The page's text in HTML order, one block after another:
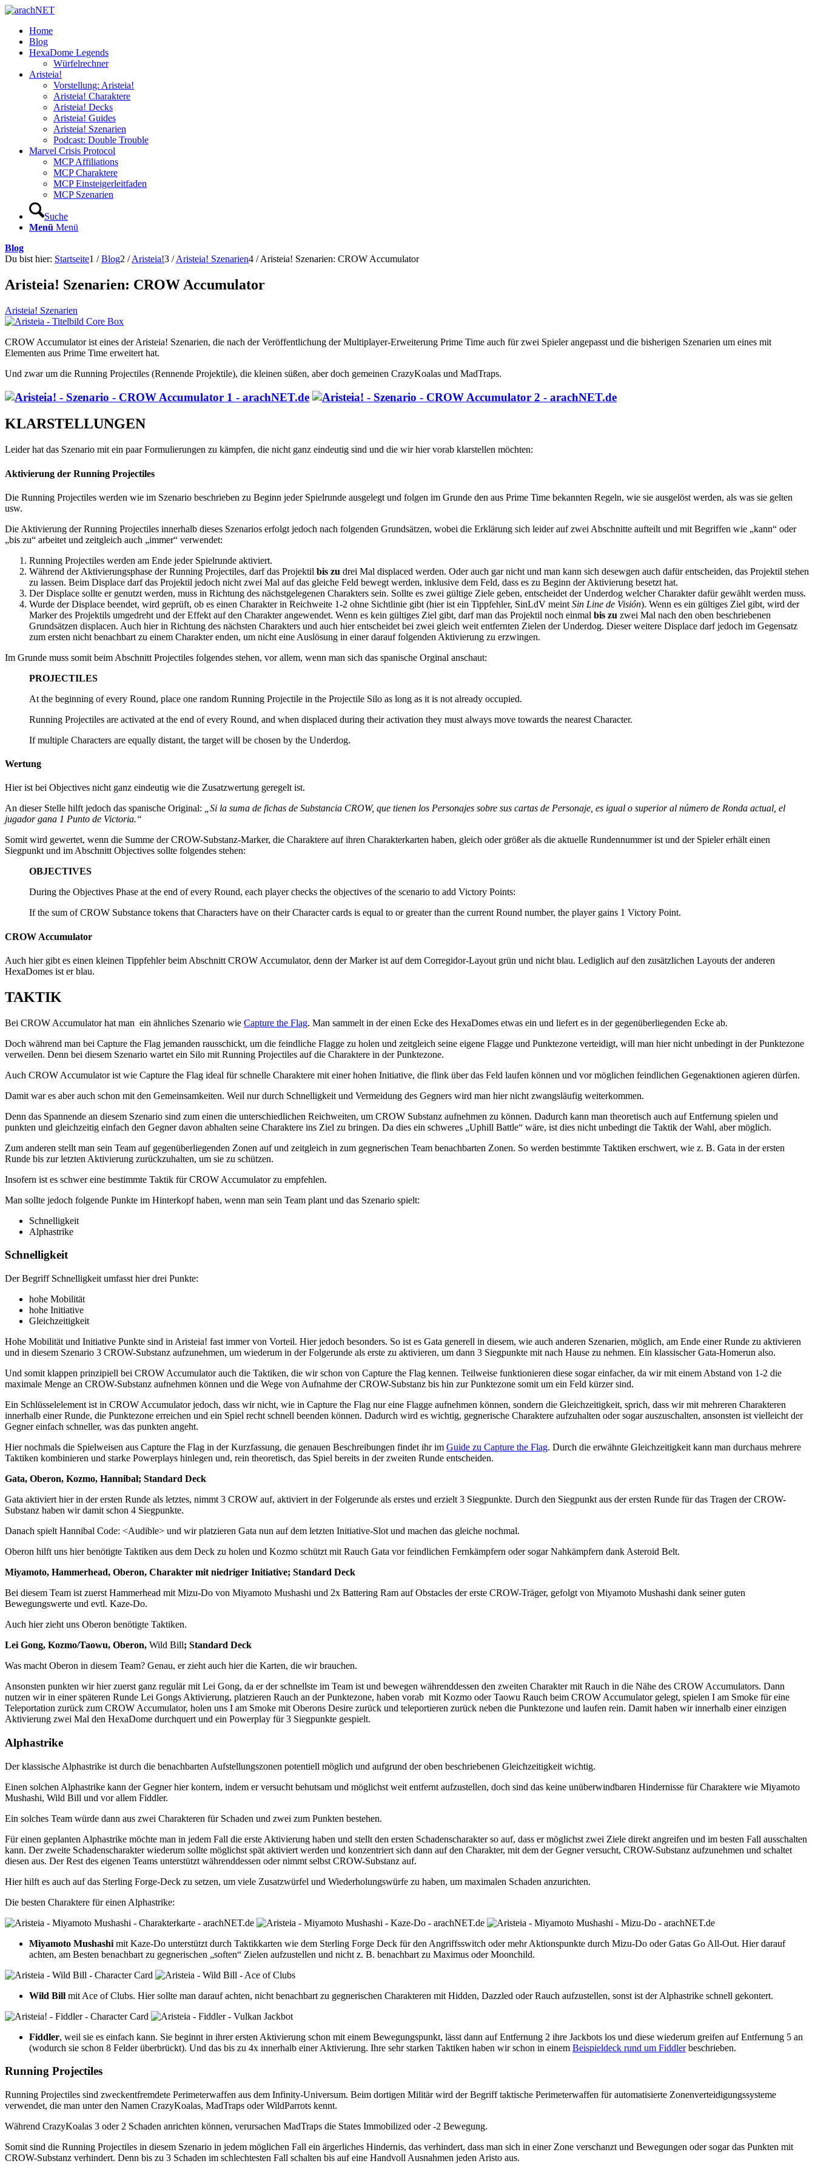
Home
Blog
HexaDome Legends
Würfelrechner
Aristeia!
Vorstellung: Aristeia!
Aristeia! Charaktere
Aristeia! Decks
Aristeia! Guides
Aristeia! Szenarien
Podcast: Double Trouble
Marvel Crisis Protocol
MCP Affiliations
MCP Charaktere
MCP Einsteigerleitfaden
MCP Szenarien
Suche
Menü Menü
Blog
Du bist hier: Startseite1 / Blog2 / Aristeia!3 / Aristeia! Szenarien4 / Aristeia! Szenarien: CROW Accumulator
Aristeia! Szenarien: CROW Accumulator
Aristeia! Szenarien
CROW Accumulator ist eines der Aristeia! Szenarien, die nach der Veröffentlichung der Multiplayer-Erweiterung Prime Time auch für zwei Spieler angepasst und die bisherigen Szenarien um eines mit
Elementen aus Prime Time erweitert hat.
Und zwar um die Running Projectiles (Rennende Projektile), die kleinen süßen, aber doch gemeinen CrazyKoalas und MadTraps.
KLARSTELLUNGEN
Leider hat das Szenario mit ein paar Formulierungen zu kämpfen, die nicht ganz eindeutig sind und die wir hier vorab klarstellen möchten:
Aktivierung der Running Projectiles
Die Running Projectiles werden wie im Szenario beschrieben zu Beginn jeder Spielrunde ausgelegt und folgen im Grunde den aus Prime Time bekannten Regeln, wie sie ausgelöst werden, als was sie gelten
usw.
Die Aktivierung der Running Projectiles innerhalb dieses Szenarios erfolgt jedoch nach folgenden Grundsätzen, wobei die Erklärung sich leider auf zwei Abschnitte aufteilt und mit Begriffen wie „kann“ oder
„bis zu“ arbeitet und zeitgleich auch „immer“ verwendet:
Running Projectiles werden am Ende jeder Spielrunde aktiviert.
Während der Aktivierungsphase der Running Projectiles, darf das Projektil bis zu drei Mal displaced werden. Oder auch gar nicht und man kann sich desewgen auch dafür entscheiden, das Projektil stehen
zu lassen. Beim Displace darf das Projektil jedoch nicht zwei Mal auf das gleiche Feld bewegt werden, inklusive dem Feld, dass es zu Beginn der Aktivierung besetzt hat.
Der Displace sollte er genutzt werden, muss in Richtung des nächstgelegenen Charakters sein. Sollte es zwei gültige Ziele geben, entscheidet der Underdog welcher Charakter dafür gewählt werden muss.
Wurde der Displace beendet, wird geprüft, ob es einen Charakter in Reichweite 1-2 ohne Sichtlinie gibt (hier ist ein Tippfehler, SinLdV meint Sin Line de Visión). Wenn es ein gültiges Ziel gibt, wird der
Marker des Projektils umgedreht und der Effekt auf den Charakter angewendet. Wenn es kein gültiges Ziel gibt, darf man das Projektil noch einmal bis zu zwei Mal nach den oben beschriebenen
Grundsätzen displacen. Auch hier in Richtung des nächsten Charakters und auch hier entscheidet bei zwei gleich weit entfernten Zielen der Underdog. Dieser weitere Displace darf jedoch im Gegensatz
zum ersten nicht benachbart zu einem Charakter enden, um nicht eine Auslösung in einer darauf folgenden Aktivierung zu erzwingen.
Im Grunde muss somit beim Abschnitt Projectiles folgendes stehen, vor allem, wenn man sich das spanische Orginal anschaut:
PROJECTILES
At the beginning of every Round, place one random Running Projectile in the Projectile Silo as long as it is not already occupied.
Running Projectiles are activated at the end of every Round, and when displaced during their activation they must always move towards the nearest Character.
If multiple Characters are equally distant, the target will be chosen by the Underdog.
Wertung
Hier ist bei Objectives nicht ganz eindeutig wie die Zusatzwertung geregelt ist.
An dieser Stelle hilft jedoch das spanische Original: „Si la suma de fichas de Substancia CROW, que tienen los Personajes sobre sus cartas de Personaje, es igual o superior al número de Ronda actual, el
jugador gana 1 Punto de Victoria.“
Somit wird gewertet, wenn die Summe der CROW-Substanz-Marker, die Charaktere auf ihren Charakterkarten haben, gleich oder größer als die aktuelle Rundennummer ist und der Spieler erhält einen
Siegpunkt und im Abschnitt Objectives sollte folgendes stehen:
OBJECTIVES
During the Objectives Phase at the end of every Round, each player checks the objectives of the scenario to add Victory Points:
If the sum of CROW Substance tokens that Characters have on their Character cards is equal to or greater than the current Round number, the player gains 1 Victory Point.
CROW Accumulator
Auch hier gibt es einen kleinen Tippfehler beim Abschnitt CROW Accumulator, denn der Marker ist auf dem Corregidor-Layout grün und nicht blau. Lediglich auf den zusätzlichen Layouts der anderen
HexaDomes ist er blau.
TAKTIK
Bei CROW Accumulator hat man ein ähnliches Szenario wie Capture the Flag. Man sammelt in der einen Ecke des HexaDomes etwas ein und liefert es in der gegenüberliegenden Ecke ab.
Doch während man bei Capture the Flag jemanden rausschickt, um die feindliche Flagge zu holen und zeitgleich seine eigene Flagge und Punktezone verteidigt, will man hier nicht unbedingt in der Punktezone
verweilen. Denn bei diesem Szenario wartet ein Silo mit Running Projectiles auf die Charaktere in der Punktezone.
Auch CROW Accumulator ist wie Capture the Flag ideal für schnelle Charaktere mit einer hohen Initiative, die flink über das Feld laufen können und vor möglichen feindlichen Gegenaktionen agieren dürfen.
Damit war es aber auch schon mit den Gemeinsamkeiten. Weil nur durch Schnelligkeit und Vermeidung des Gegners wird man hier nicht zwangsläufig weiterkommen.
Denn das Spannende an diesem Szenario sind zum einen die unterschiedlichen Reichweiten, um CROW Substanz aufnehmen zu können. Dadurch kann man theoretisch auch auf Entfernung spielen und
punkten und gleichzeitig einfach den Gegner davon abhalten seine Charaktere ins Ziel zu bringen. Da dies ein schweres „Uphill Battle“ wäre, ist dies nicht unbedingt die Taktik der Wahl, aber möglich.
Zum anderen stellt man sein Team auf gegenüberliegenden Zonen auf und zeitgleich in zum gegnerischen Team benachbarten Zonen. So werden bestimmte Taktiken erschwert, wie z. B. Gata in der ersten
Runde bis zur letzten Aktivierung zurückzuhalten, um sie zu schützen.
Insofern ist es schwer eine bestimmte Taktik für CROW Accumulator zu empfehlen.
Man sollte jedoch folgende Punkte im Hinterkopf haben, wenn man sein Team plant und das Szenario spielt:
Schnelligkeit
Alphastrike
Schnelligkeit
Der Begriff Schnelligkeit umfasst hier drei Punkte:
hohe Mobilität
hohe Initiative
Gleichzeitigkeit
Hohe Mobilität und Initiative Punkte sind in Aristeia! fast immer von Vorteil. Hier jedoch besonders. So ist es Gata generell in diesem, wie auch anderen Szenarien, möglich, am Ende einer Runde zu aktivieren
und in diesem Szenario 3 CROW-Substanz aufzunehmen, um wiederum in der Folgerunde als erste zu aktivieren, um dann 3 Siegpunkte mit nach Hause zu nehmen. Ein klassischer Gata-Homerun also.
Und somit klappen prinzipiell bei CROW Accumulator auch die Taktiken, die wir schon von Capture the Flag kennen. Teilweise funktionieren diese sogar einfacher, da wir mit einem Abstand von 1-2 die
maximale Menge an CROW-Substanz aufnehmen können und die Wege von Aufnahme der CROW-Substanz bis hin zur Punktezone somit um ein Feld kürzer sind.
Ein Schlüsselelement ist in CROW Accumulator jedoch, dass wir nicht, wie in Capture the Flag nur eine Flagge aufnehmen können, sondern die Gleichzeitigkeit, sprich, dass wir mit mehreren Charakteren
innerhalb einer Runde, die Punktezone erreichen und ein Spiel recht schnell beenden können. Dadurch wird es wichtig, gegnerische Charaktere aufzuhalten oder sogar auszuschalten, ansonsten ist vielleicht der
Gegner einfach schneller, was das punkten angeht.
Hier nochmals die Spielweisen aus Capture the Flag in der Kurzfassung, die genauen Beschreibungen findet ihr im Guide zu Capture the Flag. Durch die erwähnte Gleichzeitigkeit kann man durchaus mehrere
Taktiken kombinieren und starke Powerplays hinlegen und, rein theoretisch, das Spiel bereits in der zweiten Runde entscheiden.
Gata, Oberon, Kozmo, Hannibal; Standard Deck
Gata aktiviert hier in der ersten Runde als letztes, nimmt 3 CROW auf, aktiviert in der Folgerunde als erstes und erzielt 3 Siegpunkte. Durch den Siegpunkt aus der ersten Runde für das Tragen der CROW-
Substanz haben wir damit schon 4 Siegpunkte.
Danach spielt Hannibal Code: <Audible> und wir platzieren Gata nun auf dem letzten Initiative-Slot und machen das gleiche nochmal.
Oberon hilft uns hier benötigte Taktiken aus dem Deck zu holen und Kozmo schützt mit Rauch Gata vor feindlichen Fernkämpfern oder sogar Nahkämpfern dank Asteroid Belt.
Miyamoto, Hammerhead, Oberon, Charakter mit niedriger Initiative; Standard Deck
Bei diesem Team ist zuerst Hammerhead mit Mizu-Do von Miyamoto Mushashi und 2x Battering Ram auf Obstacles der erste CROW-Träger, gefolgt von Miyamoto Mushashi dank seiner guten
Bewegungswerte und evtl. Kaze-Do.
Auch hier zieht uns Oberon benötigte Taktiken.
Lei Gong, Kozmo/Taowu, Oberon, Wild Bill; Standard Deck
Was macht Oberon in diesem Team? Genau, er zieht auch hier die Karten, die wir brauchen.
Ansonsten punkten wir hier zuerst ganz regulär mit Lei Gong, da er der schnellste im Team ist und bewegen währenddessen den zweiten Charakter mit Rauch in die Nähe des CROW Accumulators. Dann
nutzen wir in einer späteren Runde Lei Gongs Aktivierung, platzieren Rauch an der Punktezone, haben vorab mit Kozmo oder Taowu Rauch beim CROW Accumulator gelegt, spielen I am Smoke für eine
Teleportation zurück zum CROW Accumulator, holen uns I am Smoke mit Oberons Desire zurück und teleportieren zurück neben die Punktezone und laufen rein. Damit haben wir innerhalb einer einzigen
Aktivierung zwei Mal den HexaDome durchquert und ein Powerplay für 3 Siegpunkte gespielt.
Alphastrike
Der klassische Alphastrike ist durch die benachbarten Aufstellungszonen potentiell möglich und aufgrund der oben beschriebenen Gleichzeitigkeit wichtig.
Einen solchen Alphastrike kann der Gegner hier kontern, indem er versucht behutsam und möglichst weit entfernt aufzustellen, doch sind das keine unüberwindbaren Hindernisse für Charaktere wie Miyamoto
Mushashi, Wild Bill und vor allem Fiddler.
Ein solches Team würde dann aus zwei Charakteren für Schaden und zwei zum Punkten bestehen.
Für einen geplanten Alphastrike möchte man in jedem Fall die erste Aktivierung haben und stellt den ersten Schadenscharakter so auf, dass er möglichst zwei Ziele direkt angreifen und im besten Fall ausschalten
kann. Der zweite Schadenscharakter wiederum sollte möglichst spät aktiviert werden und konzentriert sich dann auf den Charakter, mit dem der Gegner versucht, CROW-Substanz aufzunehmen und schaltet
diesen aus. Der Rest des eigenen Teams unterstützt währenddessen oder nimmt selbst CROW-Substanz auf.
Hier hilft es auch auf das Sterling Forge-Deck zu setzen, um viele Zusatzwürfel und Wiederholungswürfe zu haben, um maximalen Schaden anzurichten.
Die besten Charaktere für einen Alphastrike:
Miyamoto Mushashi mit Kaze-Do unterstützt durch Taktikkarten wie dem Sterling Forge Deck für den Angriffsswitch oder mehr Aktionspunkte durch Mizu-Do oder Gatas Go All-Out. Hier darauf
achten, am Besten benachbart zu gegnerischen „soften“ Zielen aufzustellen und nicht z. B. benachbart zu Maximus oder Moonchild.
Wild Bill mit Ace of Clubs. Hier sollte man darauf achten, nicht benachbart zu gegnerischen Charakteren mit Hidden, Dazzled oder Rauch aufzustellen, sonst ist der Alphastrike schnell gekontert.
Fiddler, weil sie es einfach kann. Sie beginnt in ihrer ersten Aktivierung schon mit einem Bewegungspunkt, lässt dann auf Entfernung 2 ihre Jackbots los und diese wiederum greifen auf Entfernung 5 an
(wodurch sie schon 8 Felder überbrückt). Und das bis zu 4x innerhalb einer Aktivierung. Ihre sehr starken Taktiken haben wir schon in einem Beispieldeck rund um Fiddlerbeschrieben.
Running Projectiles
Running Projectiles sind zweckentfremdete Perimeterwaffen aus dem Infinity-Universum. Beim dortigen Militär wird der Begriff taktische Perimeterwaffen für automatisierte Zonenverteidigungssysteme
verwendet, die man unter den Namen CrazyKoalas, MadTraps oder WildParrots kennt.
Während CrazyKoalas 3 oder 2 Schaden anrichten können, verursachen MadTraps die States Immobilized oder -2 Bewegung.
Somit sind die Running Projectiles in diesem Szenario in jedem möglichen Fall ein ärgerliches Hindernis, das verhindert, dass man sich in einer Zone verschanzt und Bewegungen oder sogar das Punkten mit
CROW-Substanz verhindert. Denn bis zu 3 Schaden im schlechtesten Fall schalten bis auf eine Handvoll Ausnahmen jeden Aristo aus.